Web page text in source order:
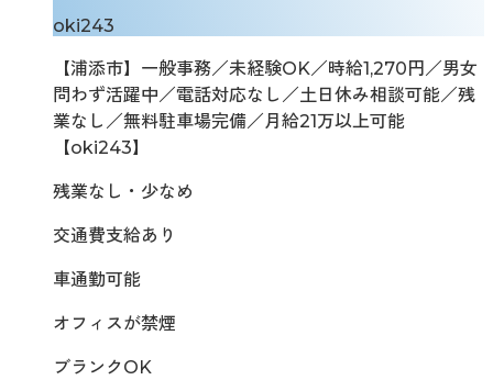
oki243
【浦添市】一般事務／未経験OK／時給1,270円／男女
問わず活躍中／電話対応なし／土日休み相談可能／残
業なし／無料駐車場完備／月給21万以上可能
【oki243】
残業なし・少なめ
交通費支給あり
車通勤可能
オフィスが禁煙
ブランクOK